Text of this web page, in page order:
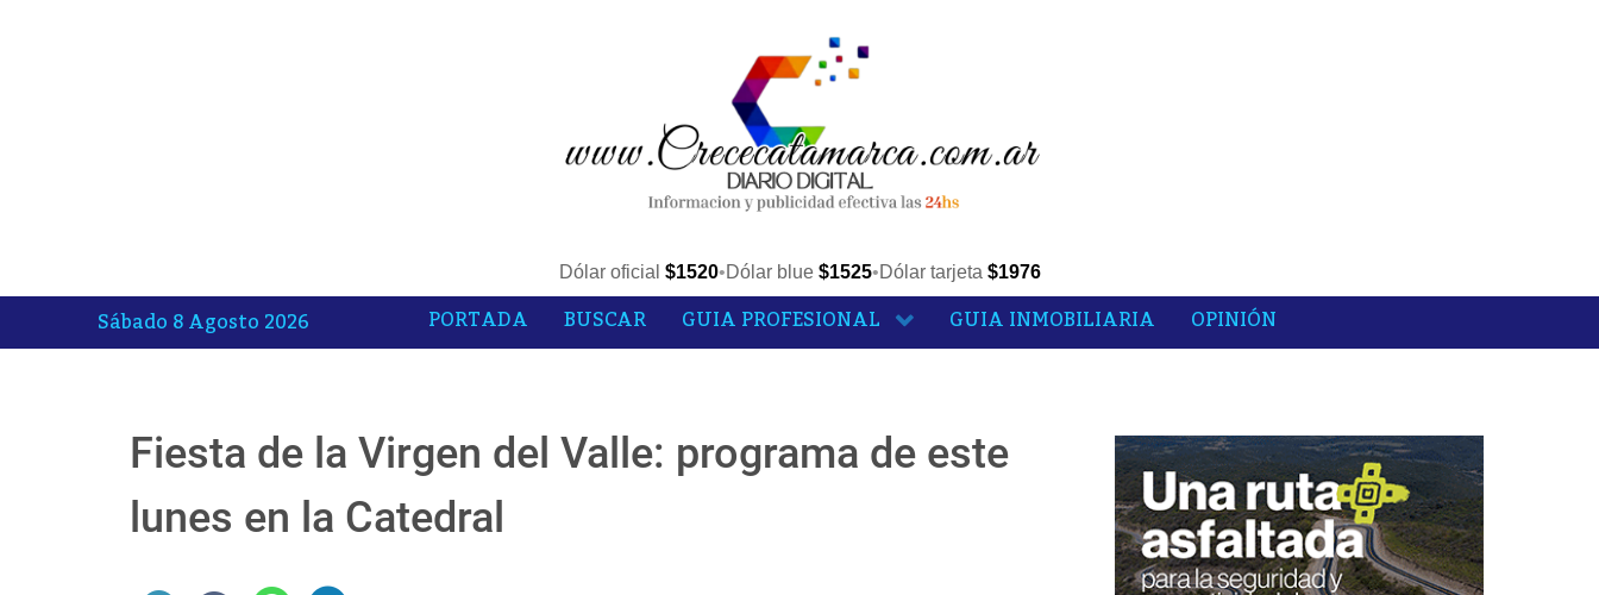
Dólar oficial $1520•Dólar blue $1525•Dólar tarjeta $1976
Sábado 8 Agosto 2026 PORTADA BUSCAR GUIA PROFESIONAL GUIA INMOBILIARIA OPINIÓN
Fiesta de la Virgen del Valle: programa de este
lunes en la Catedral